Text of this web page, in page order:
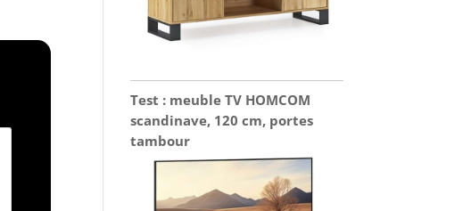
Test : meuble TV HOMCOM
scandinave, 120 cm, portes
tambour